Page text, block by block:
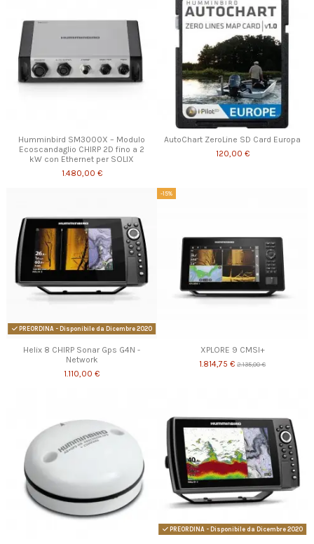
Humminbird SM3000X – Modulo
Ecoscandaglio CHIRP 2D fino a 2
kW con Ethernet per SOLIX
1.480,00 €
AutoChart ZeroLine SD Card Europa
120,00 €
PREORDINA - Disponibile da Dicembre 2020
Helix 8 CHIRP Sonar Gps G4N -
Network
1.110,00 €
-15%
XPLORE 9 CMSI+
1.814,75 € 2.135,00 €
PREORDINA - Disponibile da Dicembre 2020